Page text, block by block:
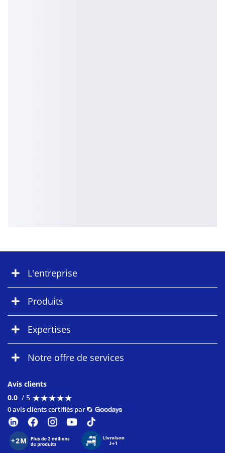
L'entreprise
Produits
Expertises
Notre offre de services
Avis clients
0.0 / 5 ★★★★★
★★★★★
0 avis clients certifiés par